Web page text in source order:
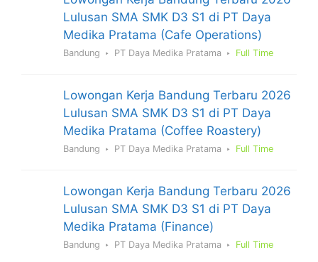
Lulusan SMA SMK D3 S1 di PT Daya
Medika Pratama (Cafe Operations)
Bandung PT Daya Medika Pratama Full Time
Lowongan Kerja Bandung Terbaru 2026
Lulusan SMA SMK D3 S1 di PT Daya
Medika Pratama (Coffee Roastery)
Bandung PT Daya Medika Pratama Full Time
Lowongan Kerja Bandung Terbaru 2026
Lulusan SMA SMK D3 S1 di PT Daya
Medika Pratama (Finance)
Bandung PT Daya Medika Pratama Full Time